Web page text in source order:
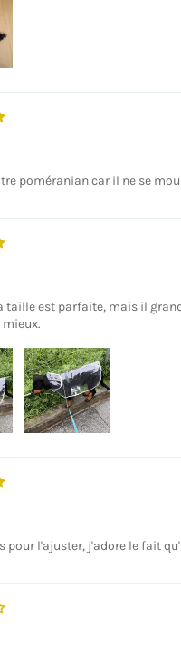
poméranian car il ne se
taille est parfaite, mais il
mieux.
pour l'ajuster, j'adore le fait